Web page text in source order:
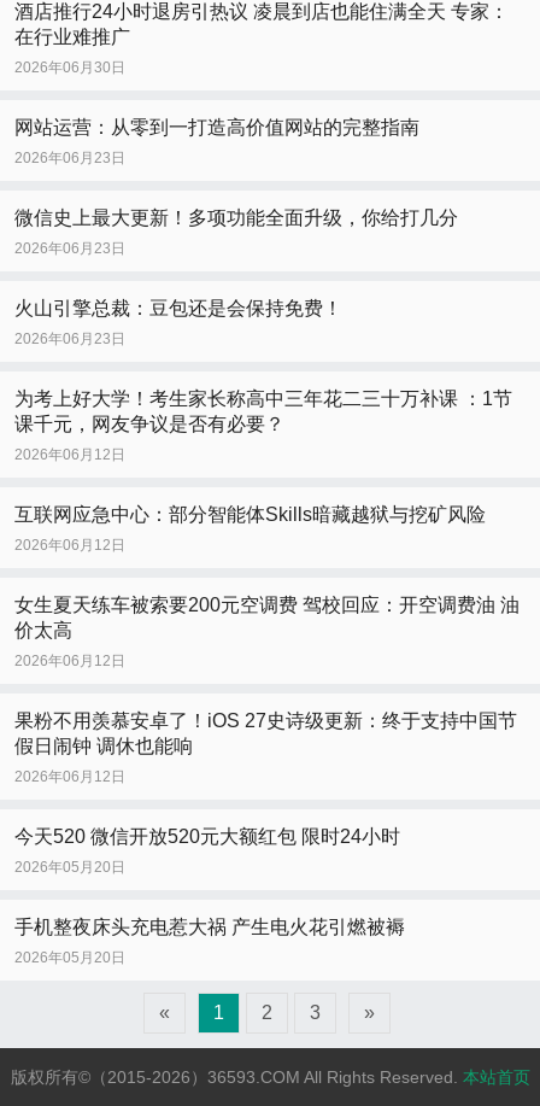
酒店推行24小时退房引热议 凌晨到店也能住满全天 专家：
在行业难推广
2026年06月30日
网站运营：从零到一打造高价值网站的完整指南
2026年06月23日
微信史上最大更新！多项功能全面升级，你给打几分
2026年06月23日
火山引擎总裁：豆包还是会保持免费！
2026年06月23日
为考上好大学！考生家长称高中三年花二三十万补课 ：1节
课千元，网友争议是否有必要？
2026年06月12日
互联网应急中心：部分智能体Skills暗藏越狱与挖矿风险
2026年06月12日
女生夏天练车被索要200元空调费 驾校回应：开空调费油 油
价太高
2026年06月12日
果粉不用羡慕安卓了！iOS 27史诗级更新：终于支持中国节
假日闹钟 调休也能响
2026年06月12日
今天520 微信开放520元大额红包 限时24小时
2026年05月20日
手机整夜床头充电惹大祸 产生电火花引燃被褥
2026年05月20日
« 1 2 3 »
版权所有©（2015-2026）36593.COM All Rights Reserved. 本站首页